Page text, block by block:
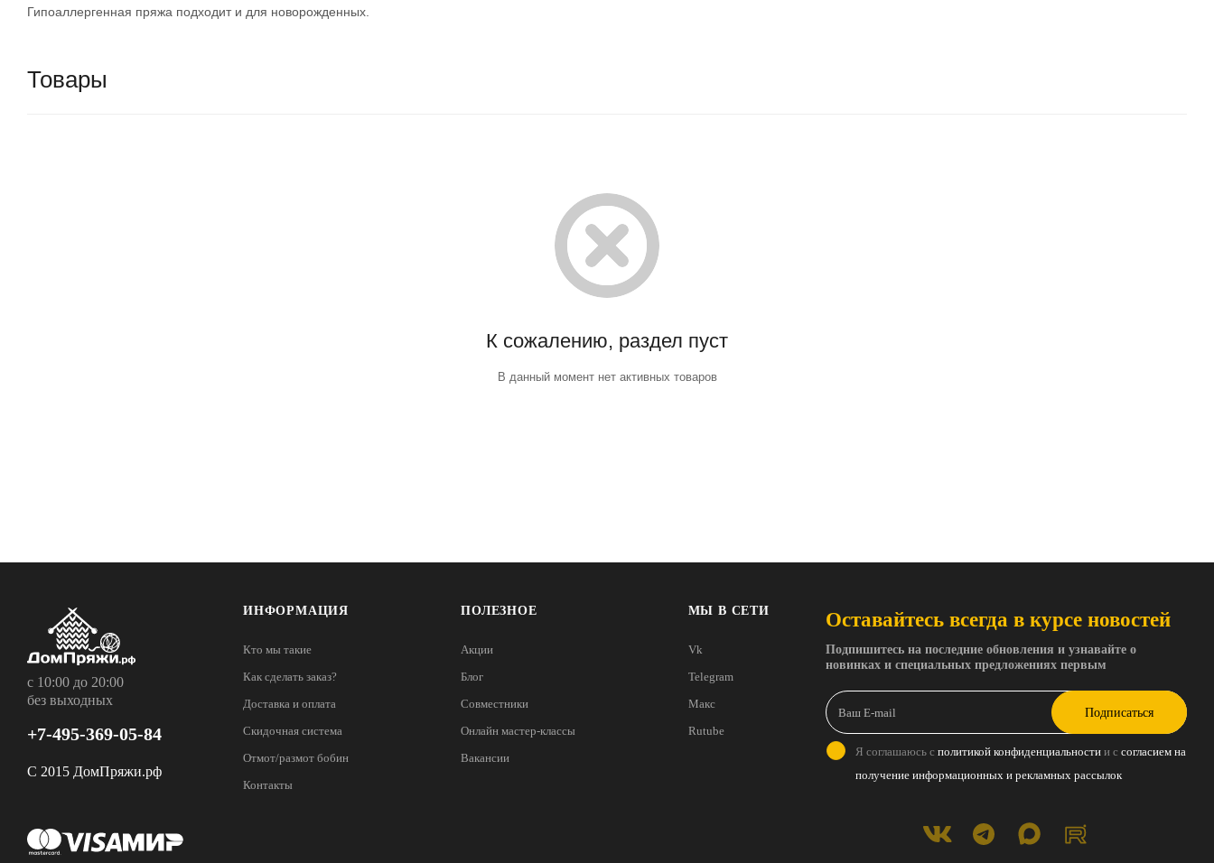
Гипоаллергенная пряжа подходит и для новорожденных.
Товары
К сожалению, раздел пуст
В данный момент нет активных товаров
с 10:00 до 20:00
без выходных
+7-495-369-05-84
С 2015 ДомПряжи.рф
ИНФОРМАЦИЯ
Кто мы такие
Как сделать заказ?
Доставка и оплата
Скидочная система
Отмот/размот бобин
Контакты
ПОЛЕЗНОЕ
Акции
Блог
Совместники
Онлайн мастер-классы
Вакансии
МЫ В СЕТИ
Vk
Telegram
Макс
Rutube
Оставайтесь всегда в курсе новостей
Подпишитесь на последние обновления и узнавайте о
новинках и специальных предложениях первым
Подписаться
Я соглашаюсь с политикой конфиденциальности и с согласием на
получение информационных и рекламных рассылок